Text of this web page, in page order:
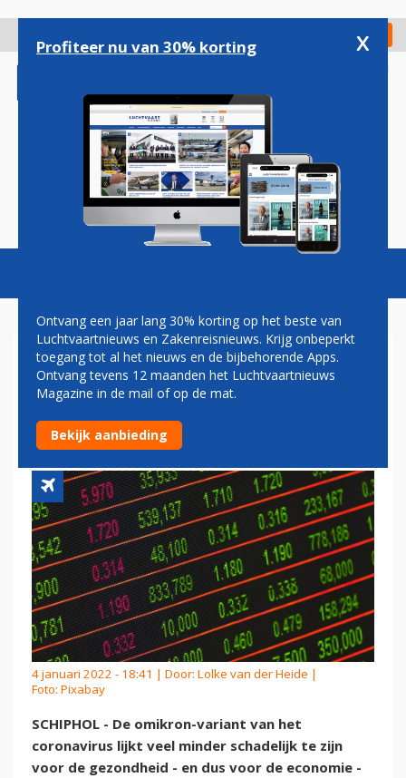
gaan
Check in
Magazine Podcasts Vacatures
KOERSEN AIRLINES SCHIETEN
OMHOOG DOOR POSITIEF
NIEUWS OVER OMIKRON
4 januari 2022 - 18:41 | Door: Lolke van der Heide |
Foto: Pixabay
SCHIPHOL - De omikron-variant van het
coronavirus lijkt veel minder schadelijk te zijn
voor de gezondheid - en dus voor de economie -
Profiteer nu van 30% korting x
Ontvang een jaar lang 30% korting op het beste van
Luchtvaartnieuws en Zakenreisnieuws. Krijg onbeperkt
toegang tot al het nieuws en de bijbehorende Apps.
Ontvang tevens 12 maanden het Luchtvaartnieuws
Magazine in de mail of op de mat.
Bekijk aanbieding